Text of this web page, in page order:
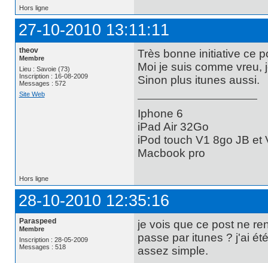
Hors ligne
27-10-2010 13:11:11
theov
Membre
Lieu : Savoie (73)
Inscription : 16-08-2009
Messages : 572
Site Web
Très bonne initiative ce
Moi je suis comme
Sinon plus itunes aussi.
Iphone 6
iPad Air 32Go
iPod touch V1 8go JB et
Macbook pro
Hors ligne
28-10-2010 12:35:16
Paraspeed
Membre
Inscription : 28-05-2009
Messages : 518
je vois que ce post ne
passe par itunes ? j'ai
assez simple.